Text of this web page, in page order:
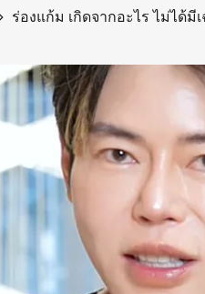
ร่องแก้ม เกิดจากอะไร ไม่ได้มี